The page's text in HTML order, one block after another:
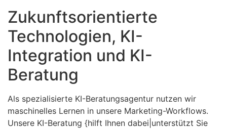
Zukunftsorientierte
Technologien, KI-
Integration und KI-
Beratung
Als spezialisierte KI-Beratungsagentur nutzen wir
maschinelles Lernen in unsere Marketing-Workflows.
Unsere KI-Beratung {hilft Ihnen dabei|unterstützt Sie